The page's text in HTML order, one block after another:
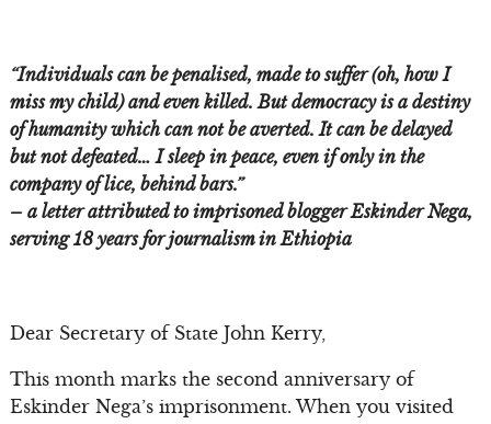
“Individuals can be penalised, made to suffer (oh, how I
miss my child) and even killed. But democracy is a destiny
of humanity which can not be averted. It can be delayed
but not defeated… I sleep in peace, even if only in the
company of lice, behind bars.”
– a letter attributed to imprisoned blogger Eskinder Nega,
serving 18 years for journalism in Ethiopia
Dear Secretary of State John Kerry,
This month marks the second anniversary of
Eskinder Nega’s imprisonment. When you visited